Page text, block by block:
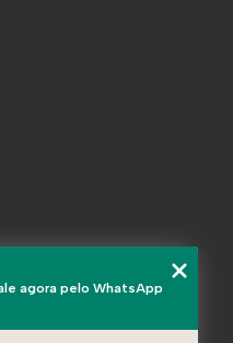
agora pelo WhatsApp